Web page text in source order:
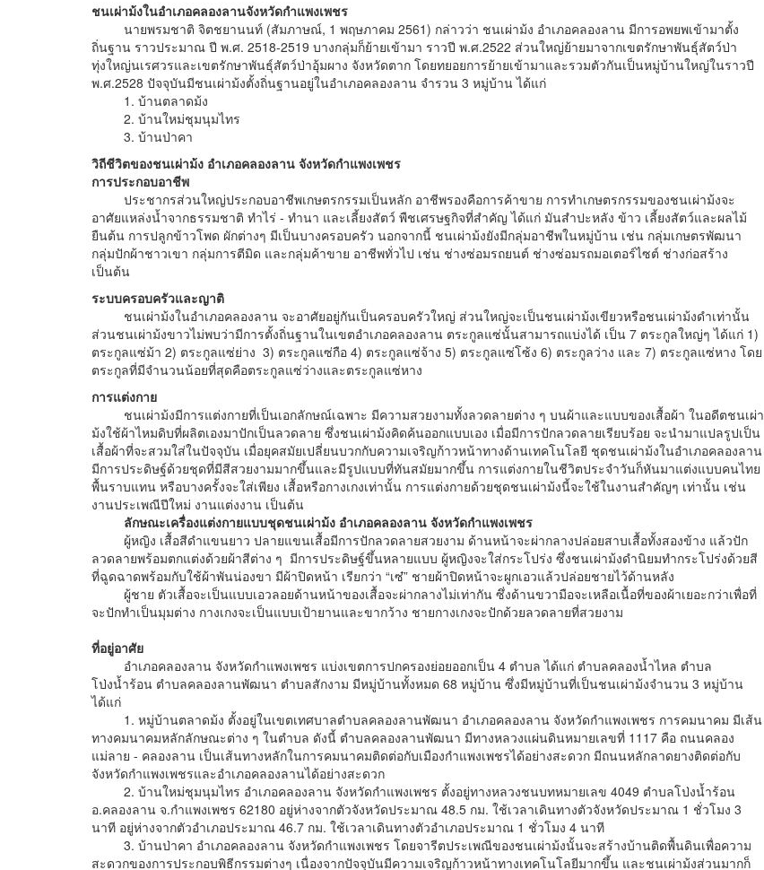
ชนเผ่าม้งในอำเภอคลองลานจังหวัดกำแพงเพชร
นายพรมชาติ จิตชยานนท์ (สัมภาษณ์, 1 พฤษภาคม 2561) กล่าวว่า ชนเผ่าม้ง อำเภอคลองลาน มีการอพยพเข้ามาตั้ง
ถิ่นฐาน ราวประมาณ ปี พ.ศ. 2518-2519 บางกลุ่มก็ย้ายเข้ามา ราวปี พ.ศ.2522 ส่วนใหญ่ย้ายมาจากเขตรักษาพันธุ์สัตว์ป่า
ทุ่งใหญ่นเรศวรและเขตรักษาพันธุ์สัตว์ป่าอุ้มผาง จังหวัดตาก โดยทยอยการย้ายเข้ามาและรวมตัวกันเป็นหมู่บ้านใหญ่ในราวปี
พ.ศ.2528 ปัจจุบันมีชนเผ่าม้งตั้งถิ่นฐานอยู่ในอำเภอคลองลาน จำรวน 3 หมู่บ้าน ได้แก่
1. บ้านตลาดม้ง
2. บ้านใหม่ชุมนุมไทร
3. บ้านป่าคา
วิถีชีวิตของชนเผ่าม้ง อำเภอคลองลาน จังหวัดกำแพงเพชร
การประกอบอาชีพ
ประชากรส่วนใหญ่ประกอบอาชีพเกษตรกรรมเป็นหลัก อาชีพรองคือการค้าขาย การทำเกษตรกรรมของชนเผ่าม้งจะ
อาศัยแหล่งน้ำจากธรรมชาติ ทำไร่ - ทำนา และเลี้ยงสัตว์ พืชเศรษฐกิจที่สำคัญ ได้แก่ มันสำปะหลัง ข้าว เลี้ยงสัตว์และผลไม้
ยืนต้น การปลูกข้าวโพด ผักต่างๆ มีเป็นบางครอบครัว นอกจากนี้ ชนเผ่าม้งยังมีกลุ่มอาชีพในหมู่บ้าน เช่น กลุ่มเกษตรพัฒนา
กลุ่มปักผ้าชาวเขา กลุ่มการตีมิด และกลุ่มค้าขาย อาชีพทั่วไป เช่น ช่างซ่อมรถยนต์ ช่างซ่อมรถมอเตอร์ไซต์ ช่างก่อสร้าง
เป็นต้น
ระบบครอบครัวและญาติ
ชนเผ่าม้งในอำเภอคลองลาน จะอาศัยอยู่กันเป็นครอบครัวใหญ่ ส่วนใหญ่จะเป็นชนเผ่าม้งเขียวหรือชนเผ่าม้งดำเท่านั้น
ส่วนชนเผ่าม้งขาวไม่พบว่ามีการตั้งถิ่นฐานในเขตอำเภอคลองลาน ตระกูลแซ่นั้นสามารถแบ่งได้ เป็น 7 ตระกูลใหญ่ๆ ได้แก่ 1)
ตระกูลแซ่ม้า 2) ตระกูลแซ่ย่าง 3) ตระกูลแซ่กือ 4) ตระกูลแซ่จ้าง 5) ตระกูลแซ่โซ้ง 6) ตระกูลว่าง และ 7) ตระกูลแซ่หาง โดย
ตระกูลที่มีจำนวนน้อยที่สุดคือตระกูลแซ่ว่างและตระกูลแซ่หาง
การแต่งกาย
ชนเผ่าม้งมีการแต่งกายที่เป็นเอกลักษณ์เฉพาะ มีความสวยงามทั้งลวดลายต่าง ๆ บนผ้าและแบบของเสื้อผ้า ในอดีตชนเผ่า
ม้งใช้ผ้าไหมดิบที่ผลิตเองมาปักเป็นลวดลาย ซึ่งชนเผ่าม้งคิดค้นออกแบบเอง เมื่อมีการปักลวดลายเรียบร้อย จะนำมาแปลรูปเป็น
เสื้อผ้าที่จะสวมใส่ในปัจจุบัน เมื่อยุคสมัยเปลี่ยนบวกกับความเจริญก้าวหน้าทางด้านเทคโนโลยี ชุดชนเผ่าม้งในอำเภอคลองลาน
มีการประดิษฐ์ด้วยชุดที่มีสีสวยงามมากขึ้นและมีรูปแบบที่ทันสมัยมากขึ้น การแต่งกายในชีวิตประจำวันก็หันมาแต่งแบบคนไทย
พื้นราบแทน หรือบางครั้งจะใส่เพียง เสื้อหรือกางเกงเท่านั้น การแต่งกายด้วยชุดชนเผ่าม้งนี้จะใช้ในงานสำคัญๆ เท่านั้น เช่น
งานประเพณีปีใหม่ งานแต่งงาน เป็นต้น
ลักษณะเครื่องแต่งกายแบบชุดชนเผ่าม้ง อำเภอคลองลาน จังหวัดกำแพงเพชร
ผู้หญิง เสื้อสีดำแขนยาว ปลายแขนเสื้อมีการปักลวดลายสวยงาม ด้านหน้าจะผ่ากลางปล่อยสาบเสื้อทั้งสองข้าง แล้วปัก
ลวดลายพร้อมตกแต่งด้วยผ้าสีต่าง ๆ มีการประดิษฐ์ขึ้นหลายแบบ ผู้หญิงจะใส่กระโปร่ง ซึ่งชนเผ่าม้งดำนิยมทำกระโปร่งด้วยสี
ที่ฉูดฉาดพร้อมกับใช้ผ้าพันน่องขา มีผ้าปิดหน้า เรียกว่า “เซ๋” ชายผ้าปิดหน้าจะผูกเอวแล้วปล่อยชายไว้ด้านหลัง
ผู้ชาย ตัวเสื้อจะเป็นแบบเอวลอยด้านหน้าของเสื้อจะผ่ากลางไม่เท่ากัน ซึ่งด้านขวามือจะเหลือเนื้อที่ของผ้าเยอะกว่าเพื่อที่
จะปักทำเป็นมุมต่าง กางเกงจะเป็นแบบเป้ายานและขากว้าง ชายกางเกงจะปักด้วยลวดลายที่สวยงาม
ที่อยู่อาศัย
อำเภอคลองลาน จังหวัดกำแพงเพชร แบ่งเขตการปกครองย่อยออกเป็น 4 ตำบล ได้แก่ ตำบลคลองน้ำไหล ตำบล
โป่งน้ำร้อน ตำบลคลองลานพัฒนา ตำบลสักงาม มีหมู่บ้านทั้งหมด 68 หมู่บ้าน ซึ่งมีหมู่บ้านที่เป็นชนเผ่าม้งจำนวน 3 หมู่บ้าน
ได้แก่
1. หมู่บ้านตลาดม้ง ตั้งอยู่ในเขตเทศบาลตําบลคลองลานพัฒนา อําเภอคลองลาน จังหวัดกําแพงเพชร การคมนาคม มีเส้น
ทางคมนาคมหลักลักษณะต่าง ๆ ในตำบล ดังนี้ ตำบลคลองลานพัฒนา มีทางหลวงแผ่นดินหมายเลขที่ 1117 คือ ถนนคลอง
แม่ลาย - คลองลาน เป็นเส้นทางหลักในการคมนาคมติดต่อกับเมืองกำแพงเพชรได้อย่างสะดวก มีถนนหลักลาดยางติดต่อกับ
จังหวัดกำแพงเพชรและอำเภอคลองลานได้อย่างสะดวก
2. บ้านใหม่ชุมนุมไทร อําเภอคลองลาน จังหวัดกำแพงเพชร ตั้งอยู่ทางหลวงชนบทหมายเลข 4049 ตำบลโป่งน้ำร้อน
อ.คลองลาน จ.กำแพงเพชร 62180 อยู่ห่างจากตัวจังหวัดประมาณ 48.5 กม. ใช้เวลาเดินทางตัวจังหวัดประมาณ 1 ชั่วโมง 3
นาที อยู่ห่างจากตัวอำเภอประมาณ 46.7 กม. ใช้เวลาเดินทางตัวอำเภอประมาณ 1 ชั่วโมง 4 นาที
3. บ้านป่าคา อําเภอคลองลาน จังหวัดกำแพงเพชร โดยจารีตประเพณีของชนเผ่าม้งนั้นจะสร้างบ้านติดพื้นดินเพื่อความ
สะดวกของการประกอบพิธีกรรมต่างๆ เนื่องจากปัจจุบันมีความเจริญก้าวหน้าทางเทคโนโลยีมากขึ้น และชนเผ่าม้งส่วนมากก็